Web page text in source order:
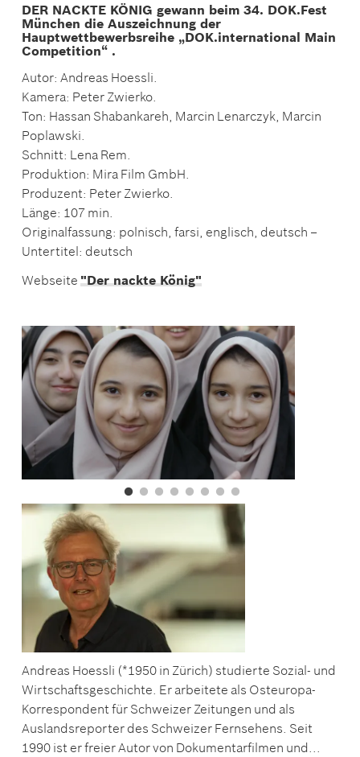
DER NACKTE KÖNIG gewann beim 34. DOK.Fest
München die Auszeichnung der
Hauptwettbewerbsreihe „DOK.international Main
Competition“ .
Autor: Andreas Hoessli.
Kamera: Peter Zwierko.
Ton: Hassan Shabankareh, Marcin Lenarczyk, Marcin
Poplawski.
Schnitt: Lena Rem.
Produktion: Mira Film GmbH.
Produzent: Peter Zwierko.
Länge: 107 min.
Originalfassung: polnisch, farsi, englisch, deutsch –
Untertitel: deutsch
Webseite "Der nackte König"
Andreas Hoessli (*1950 in Zürich) studierte Sozial- und
Wirtschaftsgeschichte. Er arbeitete als Osteuropa-
Korrespondent für Schweizer Zeitungen und als
Auslandsreporter des Schweizer Fernsehens. Seit
1990 ist er freier Autor von Dokumentarfilmen und...